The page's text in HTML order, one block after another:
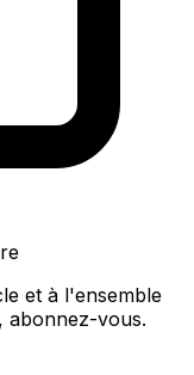
et à l'ensemble
, abonnez-vous.